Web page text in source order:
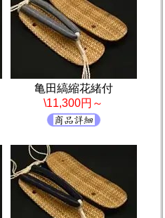
亀田縞縮花緒付
\11,300円～